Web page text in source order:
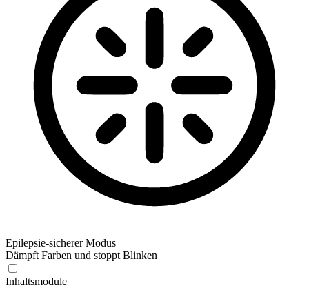
Epilepsie-sicherer Modus
Dämpft Farben und stoppt Blinken
Inhaltsmodule